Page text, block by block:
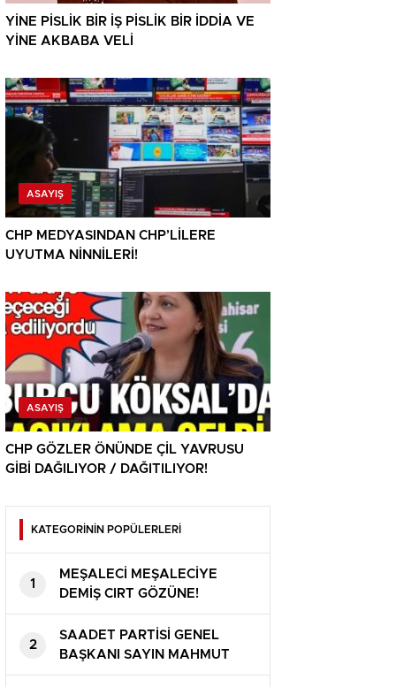
YİNE PİSLİK BİR İŞ PİSLİK BİR İDDİA VE
YİNE AKBABA VELİ
ASAYIŞ
CHP MEDYASINDAN CHP’LİLERE
UYUTMA NİNNİLERİ!
ASAYIŞ
CHP GÖZLER ÖNÜNDE ÇİL YAVRUSU
GİBİ DAĞILIYOR / DAĞITILIYOR!
KATEGORİNİN POPÜLERLERİ
1
MEŞALECİ MEŞALECİYE
DEMİŞ CIRT GÖZÜNE!
2
SAADET PARTİSİ GENEL
BAŞKANI SAYIN MAHMUT
ARIKAN ” BU ÜLKE SAHİPSİZ